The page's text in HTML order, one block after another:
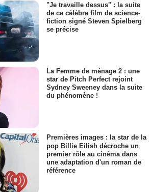
"Je travaille dessus" : la suite
de ce célèbre film de science-
fiction signé Steven Spielberg
se précise
La Femme de ménage 2 : une
star de Pitch Perfect rejoint
Sydney Sweeney dans la suite
du phénomène !
Premières images : la star de la
pop Billie Eilish décroche un
premier rôle au cinéma dans
une adaptation d'un roman de
référence